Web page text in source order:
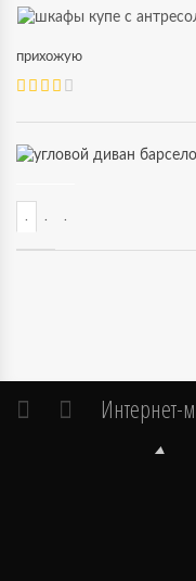
прихожую
Интернет-